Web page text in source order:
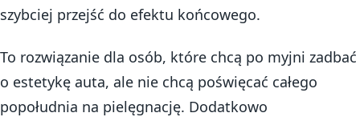
szybciej przejść do efektu końcowego.
To rozwiązanie dla osób, które chcą po myjni zadbać
o estetykę auta, ale nie chcą poświęcać całego
popołudnia na pielęgnację. Dodatkowo